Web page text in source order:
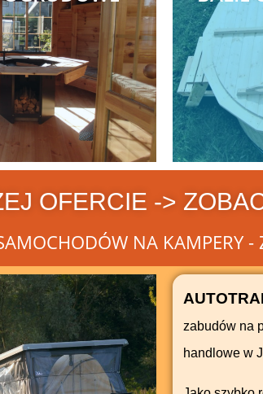
OFERCIE ->
NA KAMPERY
zabudów na
handlowe w